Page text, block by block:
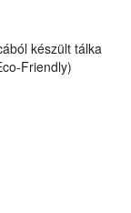
készült tálka
Friendly)